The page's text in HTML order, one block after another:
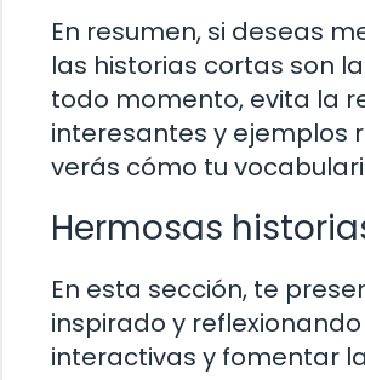
En resumen, si deseas
las historias cortas son
todo momento, evita la
interesantes y ejemplos
verás cómo tu
Hermosas
En esta sección, te
inspirado y
interactivas y fomentar